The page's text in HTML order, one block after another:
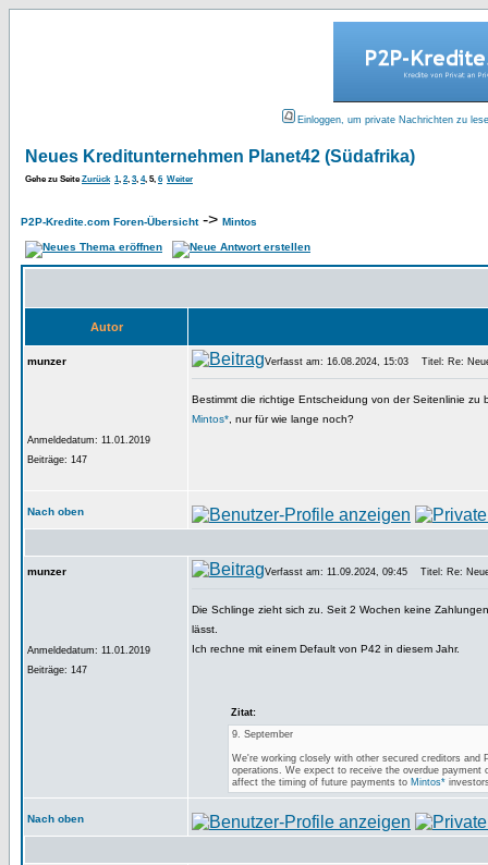
Einloggen, um private Nachrichten zu
Neues Kreditunternehmen Planet42 (Südafrika)
Gehe zu SeiteZurück 1, 2, 3, 4, 5, 6 Weiter
P2P-Kredite.com Foren-Übersicht-> Mintos
Autor
munzer
Anmeldedatum: 11.01.2019
Beiträge: 147
Verfasst am: 16.08.2024, 15:03 Titel: Re:
Bestimmt die richtige Entscheidung von der Seitenlinie
Mintos* , nur für wie lange noch?
Nach oben
munzer
Anmeldedatum: 11.01.2019
Beiträge: 147
Verfasst am: 11.09.2024, 09:45 Titel: Re:
Die Schlinge zieht sich zu. Seit 2 Wochen keine
lässt.
Ich rechne mit einem Default von P42 in diesem Jahr.
Zitat:
9. September
We're working closely with other secured creditors and
operations. We expect to receive the overdue
affect the timing of future payments to Mintos*
Nach oben